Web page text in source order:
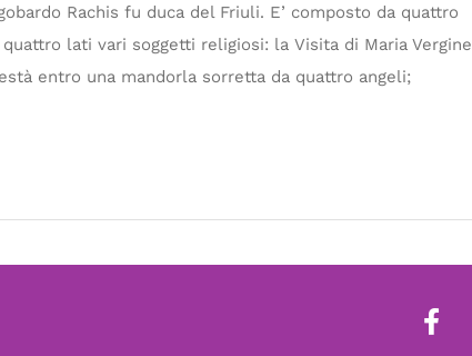
Rachis fu duca del Friuli. E’ composto da quattro
lati vari soggetti religiosi: la Visita di Maria Vergine
entro una mandorla sorretta da quattro angeli;